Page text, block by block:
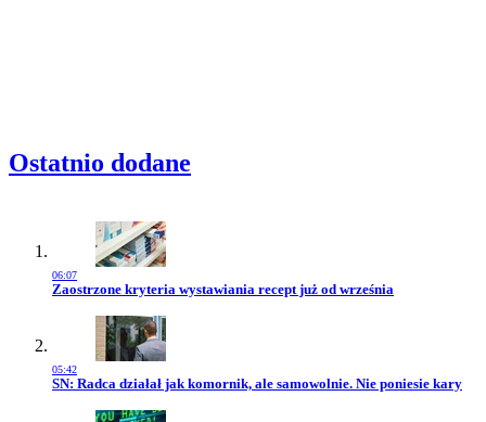
Ostatnio dodane
06:07
Przejdź do artykułu:
Zaostrzone kryteria wystawiania recept już od września
05:42
Przejdź do artykułu:
SN: Radca działał jak komornik, ale samowolnie. Nie poniesie kary